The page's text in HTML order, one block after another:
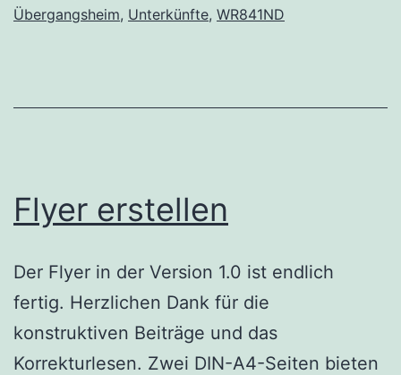
Übergangsheim, Unterkünfte, WR841ND
Flyer erstellen
Der Flyer in der Version 1.0 ist endlich
fertig. Herzlichen Dank für die
konstruktiven Beiträge und das
Korrekturlesen. Zwei DIN-A4-Seiten bieten